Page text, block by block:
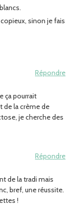
sinon je fais
Répondre
ça pourrait
de la crème de
je cherche des
Répondre
de la tradi mais
bref, une réussite.
!